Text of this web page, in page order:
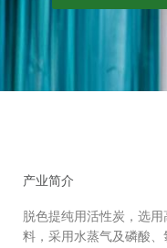
产业简介
脱色提纯用活性炭，选
料，采用水蒸气及磷酸